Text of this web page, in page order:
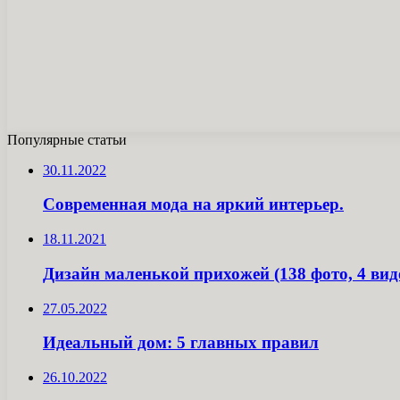
Популярные статьи
30.11.2022
Современная мода на яркий интерьер.
18.11.2021
Дизайн маленькой прихожей (138 фото, 4
27.05.2022
Идеальный дом: 5 главных правил
26.10.2022